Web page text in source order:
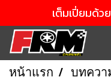
เต็มเปี่ยมด้ว
หน้าแรก บทควา